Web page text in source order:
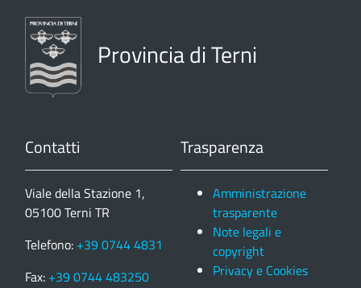
Provincia di Terni
Contatti
Viale della Stazione 1,
05100 Terni TR
Telefono: +39 0744 4831
Fax: +39 0744 483250
Trasparenza
Amministrazione
trasparente
Note legali e
copyright
Privacy e Cookies